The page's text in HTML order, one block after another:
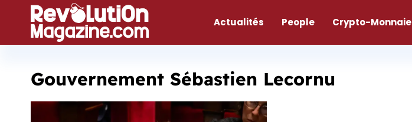
contenu
Actualités People Crypto-Monnaie
Gouvernement Sébastien Lecornu